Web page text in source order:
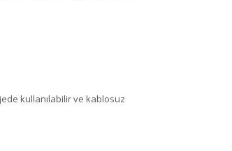
kullanılabilir ve kablosuz